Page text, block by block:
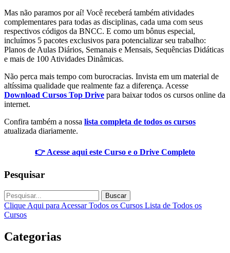
Mas não paramos por aí! Você receberá também atividades
complementares para todas as disciplinas, cada uma com seus
respectivos códigos da BNCC. E como um bônus especial,
incluímos 5 pacotes exclusivos para potencializar seu trabalho:
Planos de Aulas Diários, Semanais e Mensais, Sequências Didáticas
e mais de 100 Atividades Dinâmicas.
Não perca mais tempo com burocracias. Invista em um material de
altíssima qualidade que realmente faz a diferença. Acesse
Download Cursos Top Drive para baixar todos os cursos online da
internet.
Confira também a nossa lista completa de todos os cursos
atualizada diariamente.
👉 Acesse aqui este Curso e o Drive Completo
Pesquisar
Buscar
Clique Aqui para Acessar Todos os Cursos Lista de Todos os
Cursos
Categorias